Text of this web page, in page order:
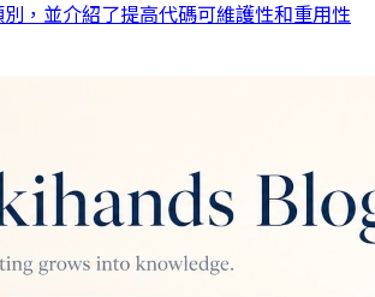
，並介紹了提高代碼可維護性和重用性